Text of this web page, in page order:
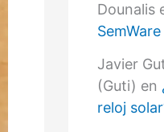
Dounalis
Javier
(Guti) en
reloj